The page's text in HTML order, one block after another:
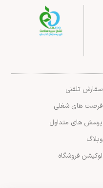
سفارش تلفنی
فرصت های شغلی
پرسش های متداول
وبلاگ
لوکیشن فروشگاه